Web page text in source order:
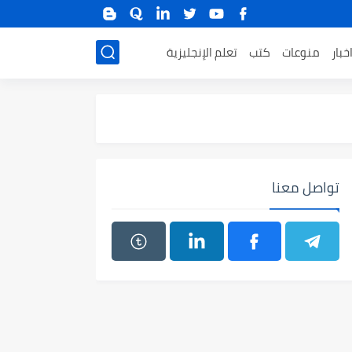
اخبار منوعات كتب تعلم الإنجليزية
تواصل معنا